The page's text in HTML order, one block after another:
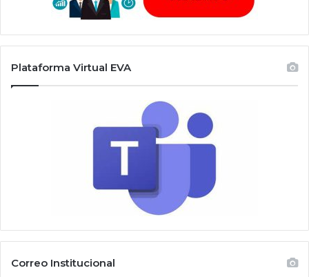
Plataforma Virtual EVA
Correo Institucional